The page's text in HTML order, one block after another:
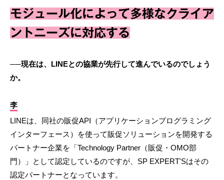
モジュール化によって多様なクライア
ントニーズに対応する
──現在は、LINEとの協業が先行して進んでいるのでしょう
か。
李
LINEは、同社の販促API（アプリケーションプログラミング
インターフェース）を使って販促ソリューションを開発する
パートナー企業を「Technology Partner（販促・OMO部
門）」として認定しているのですが、SP EXPERT'Sはその
認定パートナーとなっています。